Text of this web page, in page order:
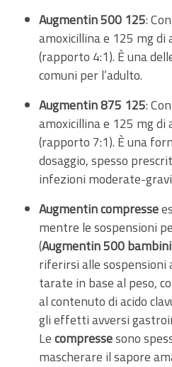
Augmentin 500 125:
amoxicillina e 125 mg di
(rapporto 4:1). È una
comuni per l’adulto.
Augmentin 875 125:
amoxicillina e 125 mg di
(rapporto 7:1). È una
dosaggio, spesso
infezioni moderate-
Augmentin compresse
mentre le sospensioni
(Augmentin 500 bambini
riferirsi alle sospensioni
tarate in base al peso,
al contenuto di acido
gli effetti avversi
Lecompressesono
mascherare il sapore